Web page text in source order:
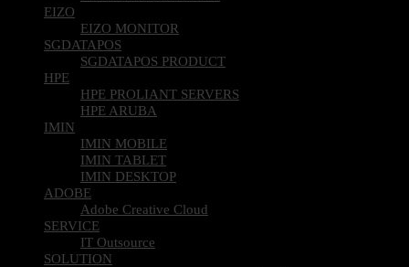
EIZO
EIZO MONITOR
SGDATAPOS
SGDATAPOS PRODUCT
HPE
HPE PROLIANT SERVERS
HPE ARUBA
IMIN
IMIN MOBILE
IMIN TABLET
IMIN DESKTOP
ADOBE
Adobe Creative Cloud
SERVICE
IT Outsource
SOLUTION